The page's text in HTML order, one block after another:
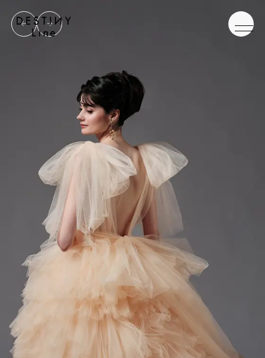
CONCEPT
COLLECTION
WEDDING DRESS
COLOR DRESS
TUXEDO
NEW DRESS
RANKING
SHOP
MY LIST
CONTACT
REQUEST